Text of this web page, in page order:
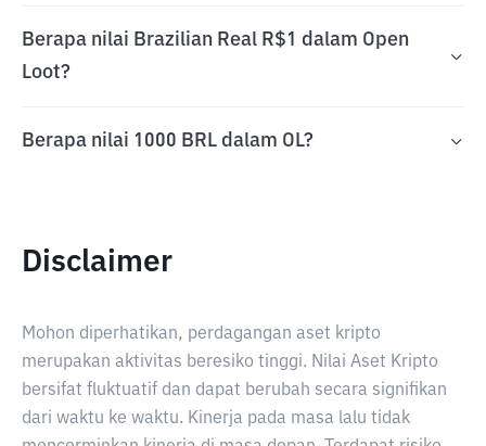
Berapa nilai Brazilian Real R$1 dalam Open
Loot?
Berapa nilai 1000 BRL dalam OL?
Disclaimer
Mohon diperhatikan, perdagangan aset kripto
merupakan aktivitas beresiko tinggi. Nilai Aset Kripto
bersifat fluktuatif dan dapat berubah secara signifikan
dari waktu ke waktu. Kinerja pada masa lalu tidak